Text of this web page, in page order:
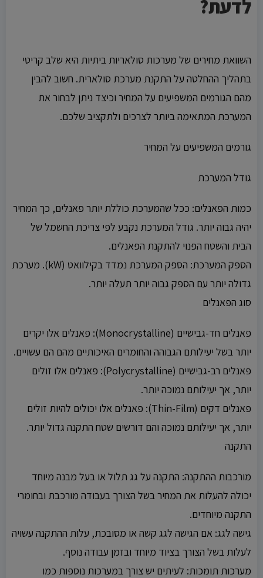
לדעת?
השוואת מחירים של מערכות סולאריות ביתיות היא שלב קריטי
בתהליך ההחלטה על התקנת מערכת סולארית. חשוב להבין
מהם הגורמים המשפיעים על המחיר וכיצד ניתן לבחור את
המערכת המתאימה ביותר לצרכים ולתקציב שלכם.
גורמים המשפיעים על המחיר
גודל המערכת
כמות הפאנלים: ככל שהמערכת כוללת יותר פאנלים, כך המחיר
יהיה גבוה יותר. גודל המערכת נקבע לפי צריכת החשמל של
הבית והשטח הפנוי להתקנת הפאנלים.
הספק המערכת: הספק המערכת נמדד בקילוואט (kW). מערכת
גדולה יותר עם הספק גבוה יותר תעלה יותר.
סוג הפאנלים
פאנלים חד-גבישיים (Monocrystalline): פאנלים אלו יקרים
יותר בשל יעילותם הגבוהה והחומרים האיכותיים מהם הם עשויים.
פאנלים רב-גבישיים (Polycrystalline): פאנלים אלו זולים
יותר, אך יעילותם נמוכה יותר.
פאנלים דקים (Thin-Film): פאנלים אלו יכולים להיות זולים
יותר, אך יעילותם נמוכה והם דורשים שטח התקנה גדול יותר.
התקנה
מורכבות ההתקנה: התקנה על גג תלול או בעל מבנה מיוחד
יכולה להעלות את המחיר בשל הצורך בעבודה מורכבת ובחומרי
התקנה מיוחדים.
גישה לגג: אם הגישה לגג קשה או מסובכת, עלות ההתקנה עשויה
לעלות בשל הצורך בציוד מיוחד ובזמן עבודה נוסף.
מערכות תומכות: לעיתים יש צורך במערכות נוספות כמו